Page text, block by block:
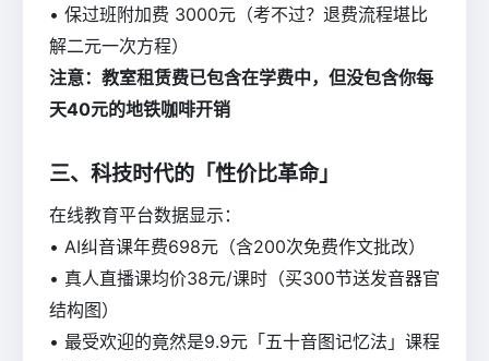
• 保过班附加费 3000元（考不过？退费流程堪比
解二元一次方程）
注意：教室租赁费已包含在学费中，但没包含你每
天40元的地铁咖啡开销
三、科技时代的「性价比革命」
在线教育平台数据显示：
• AI纠音课年费698元（含200次免费作文批改）
• 真人直播课均价38元/课时（买300节送发音器官
结构图）
• 最受欢迎的竟然是9.9元「五十音图记忆法」课程